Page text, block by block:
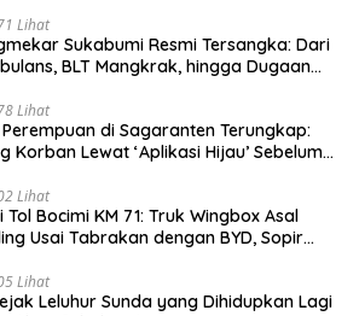
Lihat
Sukabumi Resmi Tersangka: Dari
BLT Mangkrak, hingga Dugaan
Lihat
di Sagaranten Terungkap:
Korban Lewat ‘Aplikasi Hijau’ Sebelum
Lihat
Bocimi KM 71: Truk Wingbox Asal
Usai Tabrakan dengan BYD, Sopir
Lihat
Leluhur Sunda yang Dihidupkan Lagi